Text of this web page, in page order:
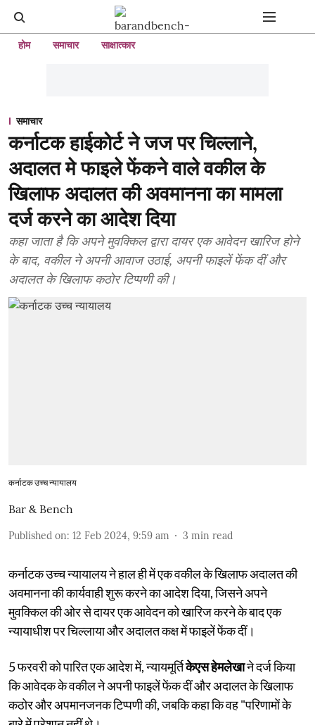
होम समाचार साक्षात्कार
समाचार
कर्नाटक हाईकोर्ट ने जज पर चिल्लाने,
अदालत मे फाइले फेंकने वाले वकील के
खिलाफ अदालत की अवमानना का मामला
दर्ज करने का आदेश दिया
कहा जाता है कि अपने मुवक्किल द्वारा दायर एक आवेदन खारिज होने
के बाद, वकील ने अपनी आवाज उठाई, अपनी फाइलें फेंक दीं और
अदालत के खिलाफ कठोर टिप्पणी की।
कर्नाटक उच्च न्यायालय
Bar & Bench
Published on: 12 Feb 2024, 9:59 am 3 min read
कर्नाटक उच्च न्यायालय ने हाल ही में एक वकील के खिलाफ अदालत की
अवमानना की कार्यवाही शुरू करने का आदेश दिया, जिसने अपने
मुवक्किल की ओर से दायर एक आवेदन को खारिज करने के बाद एक
न्यायाधीश पर चिल्लाया और अदालत कक्ष में फाइलें फेंक दीं।
5 फरवरी को पारित एक आदेश में, न्यायमूर्तिकेएस हेमलेखाने दर्ज किया
कि आवेदक के वकील ने अपनी फाइलें फेंक दीं और अदालत के खिलाफ
कठोर और अपमानजनक टिप्पणी की, जबकि कहा कि वह "परिणामों के